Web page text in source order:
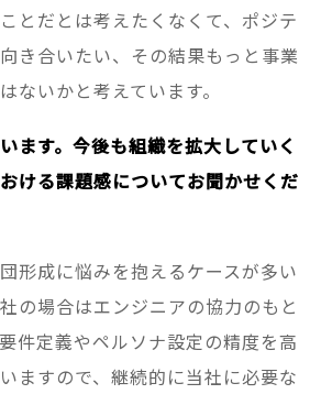
とだとは考えたくなくて、ポジテ
き合いたい、その結果もっと事業
ないかと考えています。
ます。今後も組織を拡大していく
ける課題感についてお聞かせくだ
形成に悩みを抱えるケースが多い
の場合はエンジニアの協力のもと
件定義やペルソナ設定の精度を高
ますので、継続的に当社に必要な